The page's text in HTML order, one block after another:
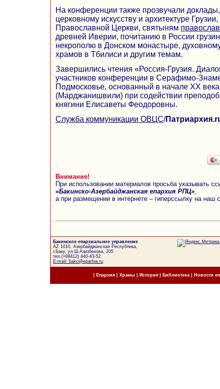
На конференции также прозвучали
церковному искусству и архитектуре
Православной Церкви, святыням
древней Иверии, почитанию в России
некрополю в Донском монастыре,
храмов в Тбилиси и другим темам.
Завершились чтения «Россия-Грузия.
участников конференции в Серафимо-
Подмосковье, основанный в начале ХХ
(Марджанишвили) при содействии
княгини Елисаветы Феодоровны.
Служба коммуникации ОВЦС/
Внимание!
При использовании материалов просьба указывать
«Бакинско-Азербайджанская епархия РПЦ»
а при размещении в интернете – гиперссылку на наш
Бакинское епархиальное управление
AZ 1010, Азербайджанская Республика,
г.Баку, ул.Ш.Азизбекова, 205
тел.(+99412) 440-43-52
E-mail: baku@eparhia.ru
Епархия| Храмы История| Библиотека Новости